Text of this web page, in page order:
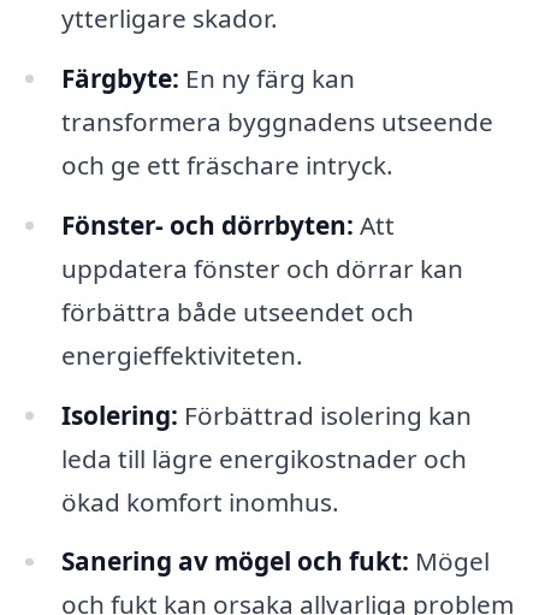
ytterligare skador.
Färgbyte: En ny färg kan
transformera byggnadens utseende
och ge ett fräschare intryck.
Fönster- och dörrbyten: Att
uppdatera fönster och dörrar kan
förbättra både utseendet och
energieffektiviteten.
Isolering: Förbättrad isolering kan
leda till lägre energikostnader och
ökad komfort inomhus.
Sanering av mögel och fukt: Mögel
och fukt kan orsaka allvarliga problem